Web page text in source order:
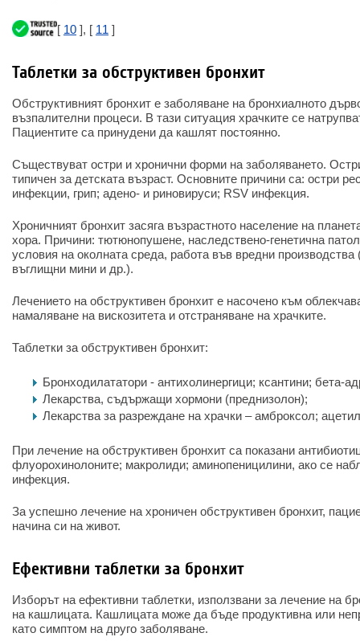
[ 10 ], [ 11 ]
Таблетки за обструктивен бронхит
Обструктивният бронхит е заболяване на бронхиалното
възпалителни процеси. В тази ситуация храчките се
Пациентите са принудени да кашлят постоянно.
Съществуват остри и хронични форми на заболяването.
типичен за детската възраст. Основните причини са: остри
инфекции, грип; адено- и риновируси; RSV инфекция.
Хроничният бронхит засяга възрастното население на
хора. Причини: тютюнопушене, наследствено-генетична
условия на околната среда, работа във вредни
въглищни мини и др.).
Лечението на обструктивен бронхит е насочено към
намаляване на вискозитета и отстраняване на храчките.
Таблетки за обструктивен бронхит:
Бронходилататори - антихолинергици; ксантини; бета-
Лекарства, съдържащи хормони (преднизолон);
Лекарства за разреждане на храчки – амброксол;
При лечение на обструктивен бронхит са показани
флуорохинолоните; макролиди; аминопеницилини, ако се
инфекция.
За успешно лечение на хроничен обструктивен бронхит,
начина си на живот.
Ефективни таблетки за бронхит
Изборът на ефективни таблетки, използвани за лечение на
на кашлицата. Кашлицата може да бъде продуктивна или
като симптом на друго заболяване.